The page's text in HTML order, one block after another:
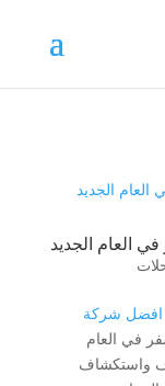
العام الجديد
افضل شركة
في العام
واستكشاف